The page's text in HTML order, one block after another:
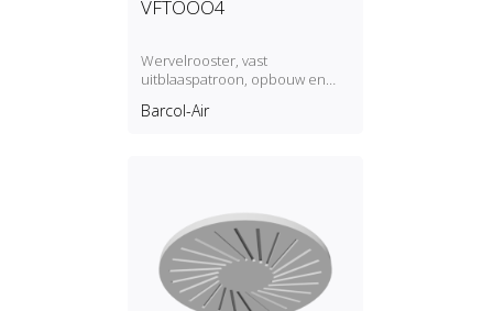
VFTOOO4
Wervelrooster, vast
uitblaaspatroon, opbouw en
Barcol-Air